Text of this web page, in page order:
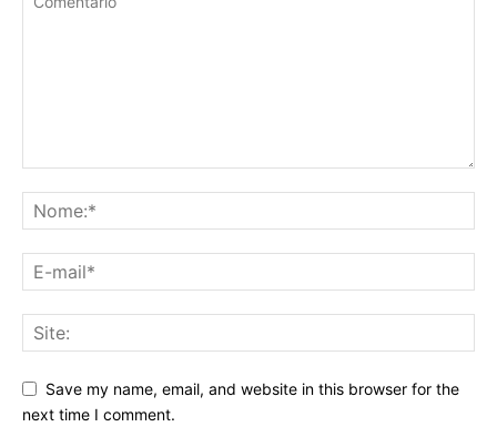
Save my name, email, and website in this browser for the
next time I comment.